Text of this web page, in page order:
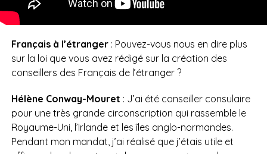
Français à l’étranger: Pouvez-vous nous en dire plus
sur la loi que vous avez rédigé sur la création des
conseillers des Français de l’étranger ?
Hélène Conway-Mouret : J’ai été conseiller consulaire
pour une très grande circonscription qui rassemble le
Royaume-Uni, l’Irlande et les îles anglo-normandes.
Pendant mon mandat, j’ai réalisé que j’étais utile et